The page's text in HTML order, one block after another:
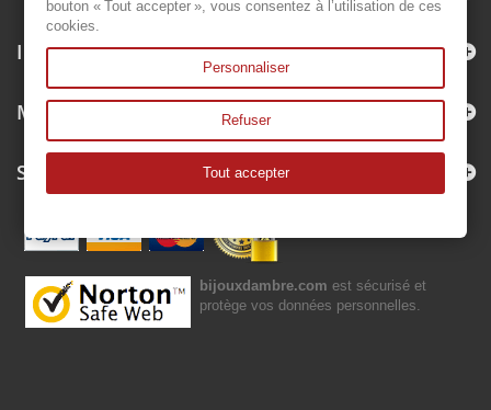
Information
My account
Store Information
bijouxdambre.com est sécurisé et
protège vos données personnelles.
bouton « Tout accepter », vous consentez à l’utilisation de ces
cookies.
Personnaliser
Refuser
Tout accepter